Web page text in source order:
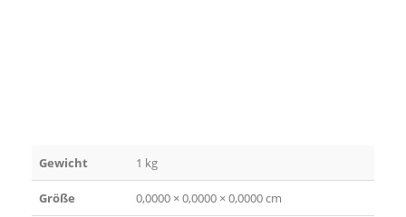
Gewicht 1 kg
Größe 0,0000 × 0,0000 × 0,0000 cm